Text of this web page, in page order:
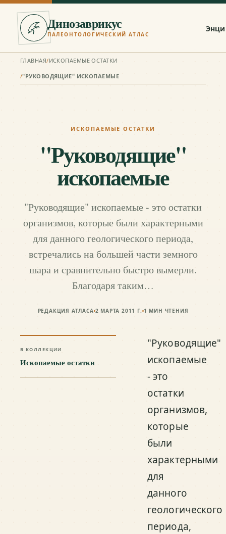
Динозаврикус
ПАЛЕОНТОЛОГИЧЕСКИЙ АТЛАС
ГЛАВНАЯ/ИСКОПАЕМЫЕ ОСТАТКИ
/"РУКОВОДЯЩИЕ" ИСКОПАЕМЫЕ
ИСКОПАЕМЫЕ ОСТАТКИ
"Руководящие"
ископаемые
"Руководящие" ископаемые - это остатки
организмов, которые были характерными
для данного геологического периода,
встречались на большей части земного
шара и сравнительно быстро вымерли.
Благодаря таким…
РЕДАКЦИЯ АТЛАСА 2 МАРТА 2011 Г. 1 МИН ЧТЕНИЯ
В КОЛЛЕКЦИИ
Ископаемые остатки
"Руководящие"
ископаемые
- это
остатки
организмов,
которые
были
характерными
для
данного
геологического
периода,